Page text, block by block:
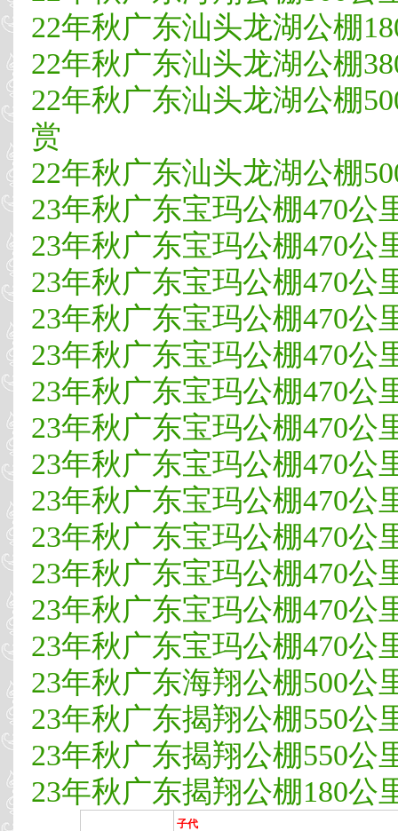
22年秋广东汕头龙湖公棚
22年秋广东汕头龙湖公棚
22年秋广东汕头龙湖公棚
赏
22年秋广东汕头龙湖公棚
23年秋广东宝玛公棚470公
23年秋广东宝玛公棚470公
23年秋广东宝玛公棚470公
23年秋广东宝玛公棚470公
23年秋广东宝玛公棚470公
23年秋广东宝玛公棚470公
23年秋广东宝玛公棚470公
23年秋广东宝玛公棚470公
23年秋广东宝玛公棚470公
23年秋广东宝玛公棚470公
23年秋广东宝玛公棚470公
23年秋广东宝玛公棚470公
23年秋广东宝玛公棚470公
23年秋广东海翔公棚500公
23年秋广东揭翔公棚550公
23年秋广东揭翔公棚550公
23年秋广东揭翔公棚180公
子代